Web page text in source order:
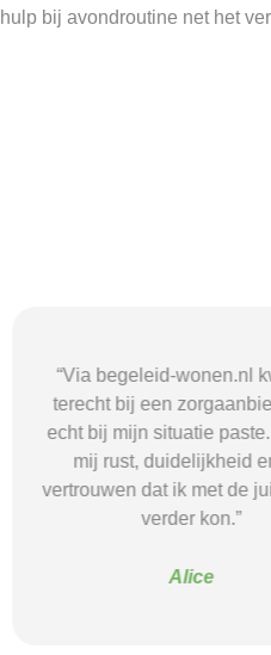
hulp bij avondroutine net het
“Via begeleid-wonen.nl
terecht bij een
echt bij mijn situatie
mij rust, duidelijkheid
vertrouwen dat ik met de
verder kon.”
Alice